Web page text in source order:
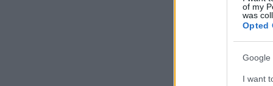
of my
was
Opted
Google
I want